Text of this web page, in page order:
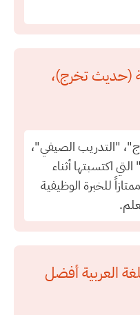
(حديث تخرج)،
"التدريب الصيفي"،
اكتسبتها أثناء
للخبرة الوظيفية
العربية أفضل